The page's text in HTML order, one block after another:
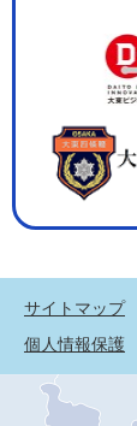
サイトマップ
個人情報保護